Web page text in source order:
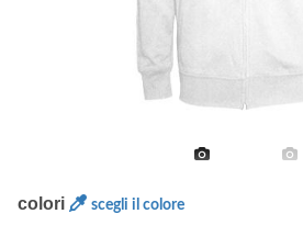
colori scegli il colore